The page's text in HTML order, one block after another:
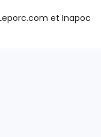
et Inapoc